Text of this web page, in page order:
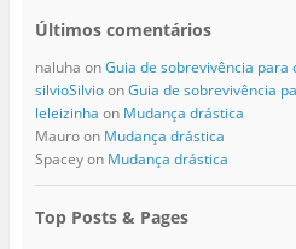
Últimos comentários
naluha onGuia de sobrevivência para
silvioSilvioonGuia de sobrevivência
leleizinha on Mudança drástica
Mauroon Mudança drástica
Spaceyon Mudança drástica
Top Posts & Pages